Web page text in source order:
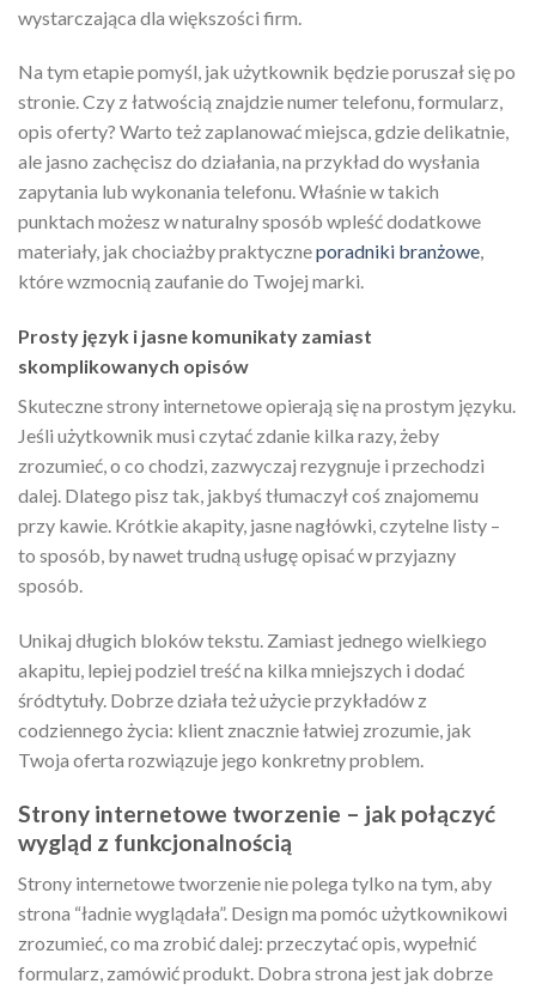
wystarczająca dla większości firm.
Na tym etapie pomyśl, jak użytkownik będzie poruszał się po
stronie. Czy z łatwością znajdzie numer telefonu, formularz,
opis oferty? Warto też zaplanować miejsca, gdzie delikatnie,
ale jasno zachęcisz do działania, na przykład do wysłania
zapytania lub wykonania telefonu. Właśnie w takich
punktach możesz w naturalny sposób wpleść dodatkowe
materiały, jak chociażby praktyczneporadniki branżowe,
które wzmocnią zaufanie do Twojej marki.
Prosty język i jasne komunikaty zamiast
skomplikowanych opisów
Skuteczne strony internetowe opierają się na prostym języku.
Jeśli użytkownik musi czytać zdanie kilka razy, żeby
zrozumieć, o co chodzi, zazwyczaj rezygnuje i przechodzi
dalej. Dlatego pisz tak, jakbyś tłumaczył coś znajomemu
przy kawie. Krótkie akapity, jasne nagłówki, czytelne listy –
to sposób, by nawet trudną usługę opisać w przyjazny
sposób.
Unikaj długich bloków tekstu. Zamiast jednego wielkiego
akapitu, lepiej podziel treść na kilka mniejszych i dodać
śródtytuły. Dobrze działa też użycie przykładów z
codziennego życia: klient znacznie łatwiej zrozumie, jak
Twoja oferta rozwiązuje jego konkretny problem.
Strony internetowe tworzenie – jak połączyć
wygląd z funkcjonalnością
Strony internetowe tworzenie nie polega tylko na tym, aby
strona “ładnie wyglądała”. Design ma pomóc użytkownikowi
zrozumieć, co ma zrobić dalej: przeczytać opis, wypełnić
formularz, zamówić produkt. Dobra strona jest jak dobrze